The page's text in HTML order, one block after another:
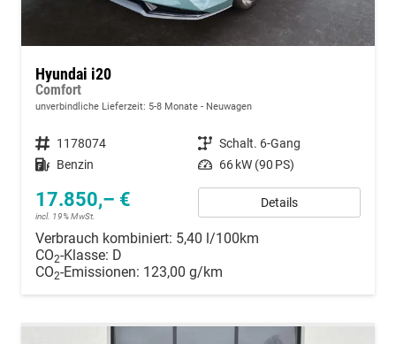
Hyundai i20
Comfort
unverbindliche Lieferzeit: 5-8 Monate Neuwagen
Fahrzeugnummer 1178074 Getriebe Schalt. 6-Gang
Kraftstoff Benzin Leistung 66 kW (90 PS)
17.850,– €
incl. 19% MwSt.
Details
Verbrauch kombiniert: 5,40 l/100km
CO2-Klasse: D
CO2-Emissionen: 123,00 g/km